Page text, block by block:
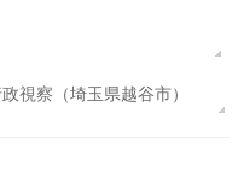
視察（埼玉県越谷市）